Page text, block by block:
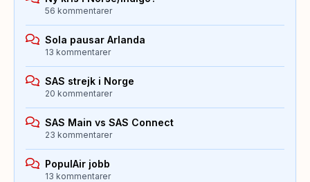
56 kommentarer
Sola pausar Arlanda
13 kommentarer
SAS strejk i Norge
20 kommentarer
SAS Main vs SAS Connect
23 kommentarer
PopulAir jobb
13 kommentarer